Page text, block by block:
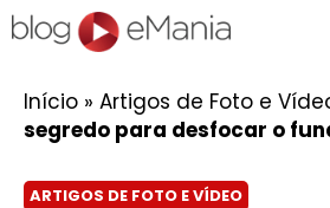
Início » Artigos de Foto e
segredo para desfocar o
ARTIGOS DE FOTO E VÍDEO